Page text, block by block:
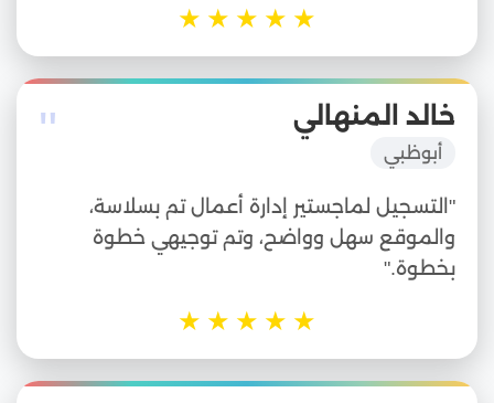
★
★
★
★
★
" خالد المنهالي
أبوظبي
"التسجيل لماجستير إدارة أعمال تم بسلاسة،
والموقع سهل وواضح، وتم توجيهي خطوة
بخطوة."
★
★
★
★
★